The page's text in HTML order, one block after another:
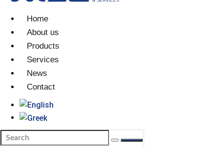
Home
About us
Products
Services
News
Contact